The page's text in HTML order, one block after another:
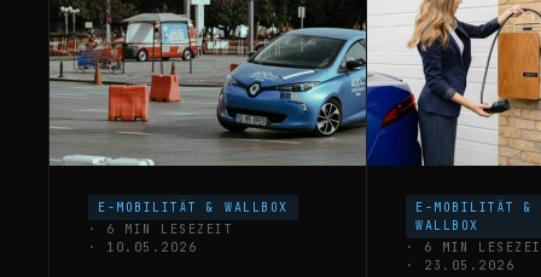
E-MOBILITÄT & WALLBOX
· 6 MIN LESEZEIT
· 10.05.2026
E-MOBILITÄT &
WALLBOX
· 6 MIN
· 23.05.2026